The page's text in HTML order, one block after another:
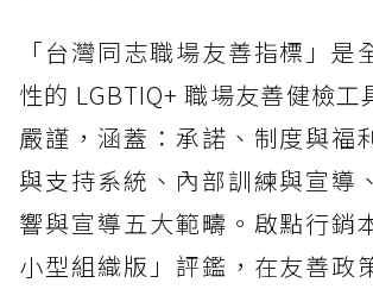
「台灣同志職場友善指標」是
性的 LGBTIQ+ 職場友善健檢工
嚴謹，涵蓋：承諾、制度與福
與支持系統、內部訓練與宣導
響與宣導五大範疇。啟點行銷
小型組織版」評鑑，在友善政